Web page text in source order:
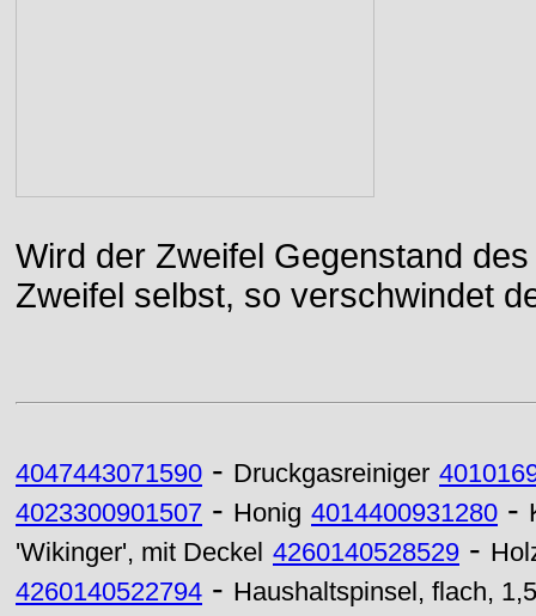
Wird der Zweifel Gegenstand
Zweifel selbst, so verschwindet
4047443071590 - Druckgasreiniger
4023300901507 - Honig 4014400931280 -
'Wikinger', mit Deckel 4260140528529 -
4260140522794 - Haushaltspinsel, flach,